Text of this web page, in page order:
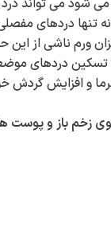
شود می تواند درد
تنها دردهای
ورم ناشی از این
و تسکین دردهای
و افزایش گردش
زخم باز و پوست